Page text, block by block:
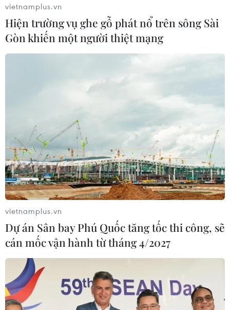
Chính thức khai mạc cuộc thi Army
22/08/2021 14:41
Với chủ đề “Những người bạn trung thành," Army
Games 2021 lần đầu tiên được tổ chức ở Algeria và là
một phần của Hội thao quân sự quốc tế được tổ chức
hàng năm của Liên bang Nga.
vietnamplus.vn
Hiện trường vụ ghe gỗ phát nổ trên sông Sài
Gòn khiến một người thiệt mạng
vietnamplus.vn
Dự án Sân bay Phú Quốc tăng tốc thi công, sẽ
cán mốc vận hành từ tháng 4/2027